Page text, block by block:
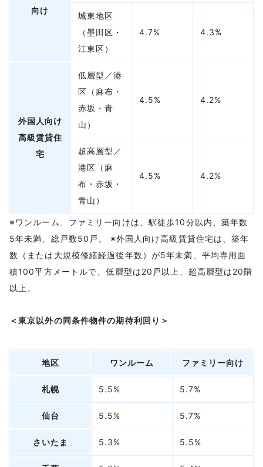
向け
城東地区
（墨田区・
江東区）
4.7% 4.3%
外国人向け
高級賃貸住
宅
低層型／港
区（麻布・
赤坂・青
山）
4.5% 4.2%
超高層型／
港区（麻
布・赤坂・
青山）
4.5% 4.2%
※ワンルーム、ファミリー向けは、駅徒歩10分以内、築年数
5年未満、総戸数50戸。 ※外国人向け高級賃貸住宅は、築年
数（または大規模修繕経過後年数）が5年未満、平均専用面
積100平方メートルで、低層型は20戸以上、超高層型は20階
以上。
＜東京以外の同条件物件の期待利回り＞
地区 ワンルーム ファミリー向け
札幌 5.5% 5.7%
仙台 5.5% 5.7%
さいたま 5.3% 5.5%